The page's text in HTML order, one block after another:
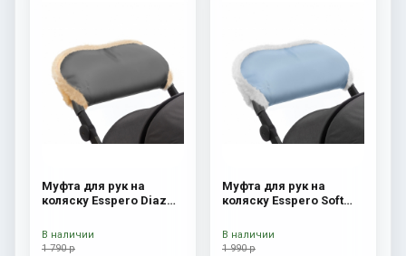
Муфта для рук на
коляску Esspero Diaz
Grey
1 790 р
В наличии
Муфта для рук на
коляску Esspero Soft
1 990 р
В наличии